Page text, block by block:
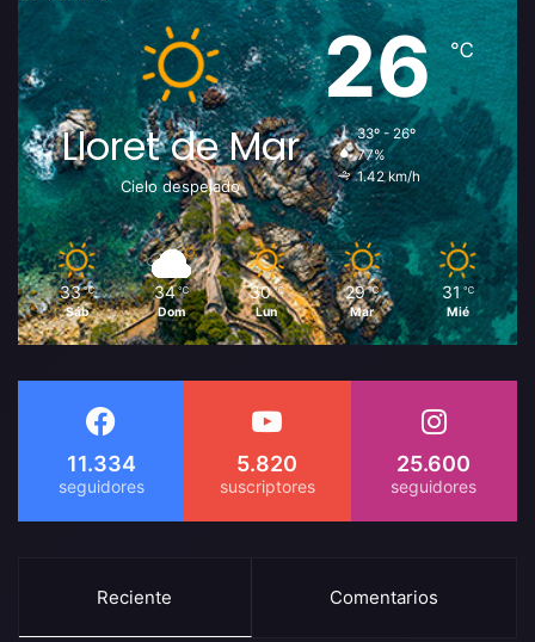
Lloret de Mar
Cielo despejado
26℃
33º - 26º
77%
1.42 km/h
33 ℃
Sáb
34 ℃
Dom
30 ℃
Lun
29 ℃
Mar
31 ℃
Mié
11.334 5.820 25.600
Reciente Comentarios